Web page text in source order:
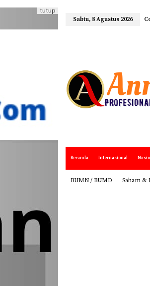
Sabtu, 8 Agustus 2026
Beranda Internasional
BUMN / BUMD Saham &
tutup